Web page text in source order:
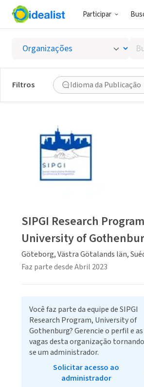
Participar
por
ou
Filtros Idioma da Publicação
SIPGI Research
University of
Göteborg, Västra Götalands län,
Faz parte desde Abril 2023
Você faz parte da equipe de SIPGI
Research Program, University of
Gothenburg? Gerencie o perfil e as
vagas desta organização
se um administrador.
Solicitar acesso ao
administrador